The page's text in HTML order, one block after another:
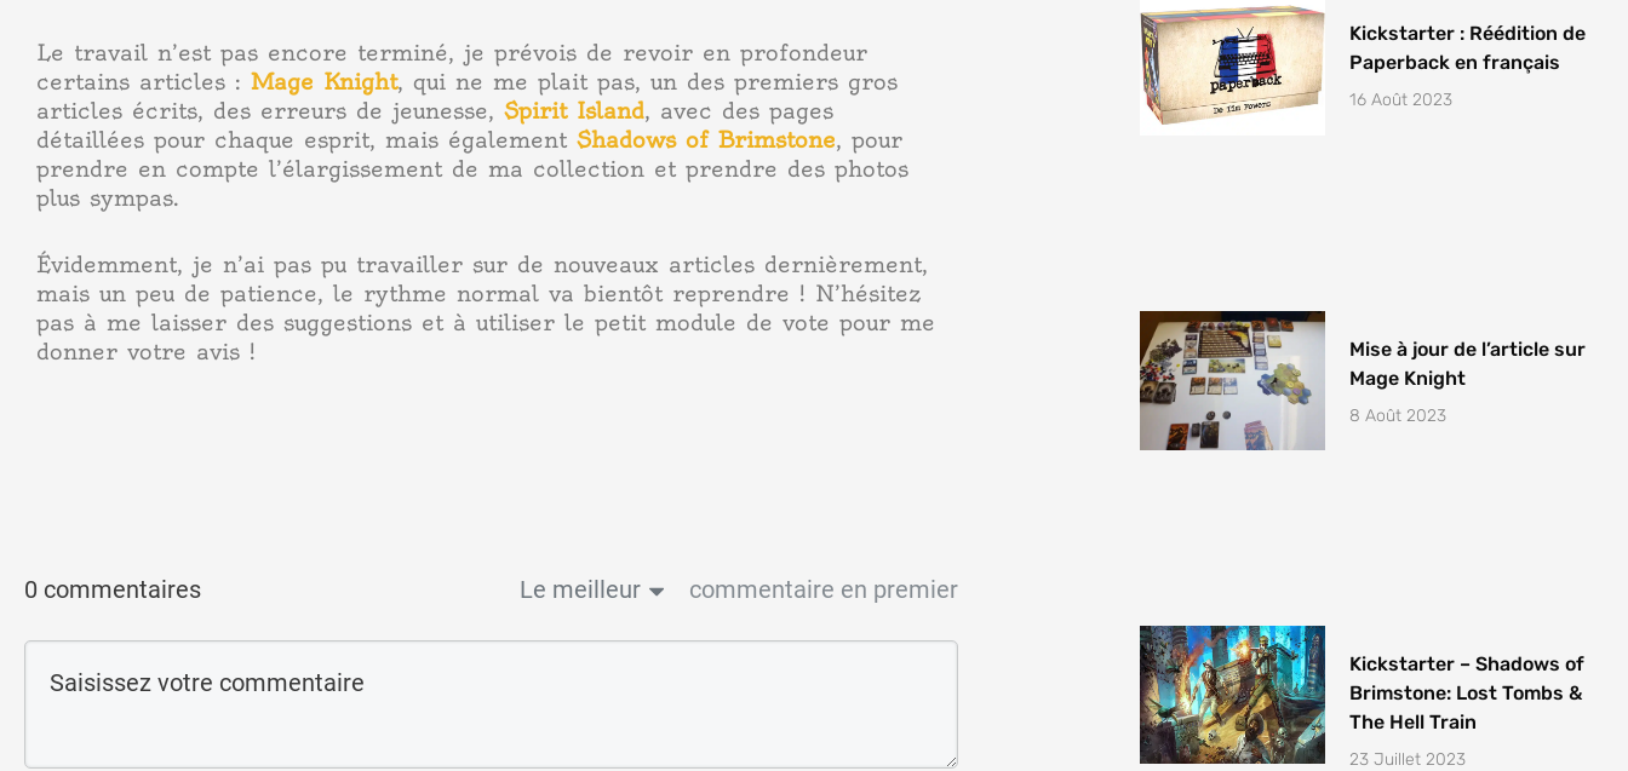
Le travail n’est pas encore terminé, je prévois de revoir en profondeur
certains articles : Mage Knight, qui ne me plait pas, un des premiers gros
articles écrits, des erreurs de jeunesse, Spirit Island, avec des pages
détaillées pour chaque esprit, mais également Shadows of Brimstone, pour
prendre en compte l’élargissement de ma collection et prendre des photos
plus sympas.
Évidemment, je n’ai pas pu travailler sur de nouveaux articles dernièrement,
mais un peu de patience, le rythme normal va bientôt reprendre ! N’hésitez
pas à me laisser des suggestions et à utiliser le petit module de vote pour me
donner votre avis !
0 commentaires Le meilleur commentaire en premier
Kickstarter : Réédition de
Paperback en français
16 Août 2023
Mise à jour de l’article sur
Mage Knight
8 Août 2023
Kickstarter – Shadows of
Brimstone: Lost Tombs &
The Hell Train
23 Juillet 2023